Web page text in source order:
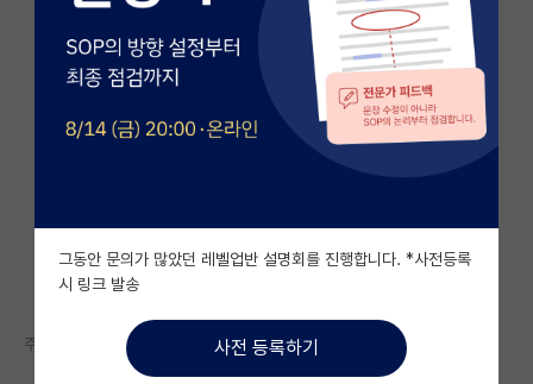
커뮤니티 홈
전체글보기
베스트 게시판
자유 게시판(아무개랩)
미국 유학 게시판
미국 대학원 합격 후기 게시판
대학원생 모집 게시판
주위에 아는 대학원생 선배도 없고 해서 이 커뮤니티에 물어봅니다.
그동안 문의가 많았던 레벨업반 설명회를 진행합니다. *사전등록
시 링크 발송
사전 등록하기